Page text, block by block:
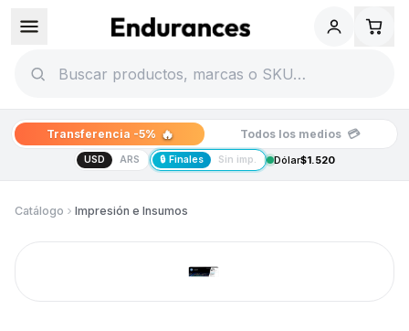
Transferencia -5% 🔥 Todos los medios 💳
USD ARS 🔒 Finales Sin imp. Dólar$1.520
Catálogo Impresión e Insumos